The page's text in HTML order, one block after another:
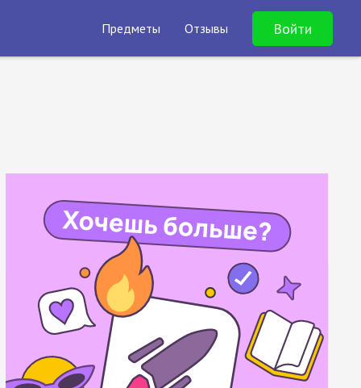
Предметы Отзывы Войти